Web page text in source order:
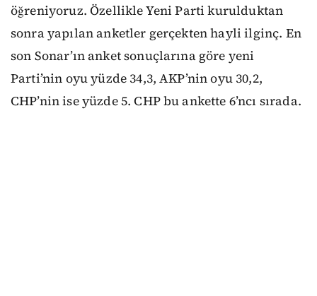
öğreniyoruz. Özellikle Yeni Parti kurulduktan
sonra yapılan anketler gerçekten hayli ilginç. En
son Sonar’ın anket sonuçlarına göre yeni
Parti’nin oyu yüzde 34,3, AKP’nin oyu 30,2,
CHP’nin ise yüzde 5. CHP bu ankette 6’ncı sırada.